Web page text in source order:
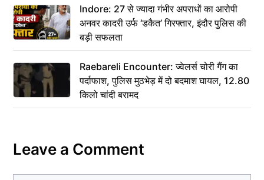
Indore: 27 से ज्यादा गंभीर अपराधों का आरोपी
अनवर कादरी उर्फ ‘डकैत’ गिरफ्तार, इंदौर पुलिस की
बड़ी सफलता
Raebareli Encounter: ज्वेलर्स चोरी गैंग का
पर्दाफाश, पुलिस मुठभेड़ में दो बदमाश घायल, 12.80
किलो चांदी बरामद
Leave a Comment